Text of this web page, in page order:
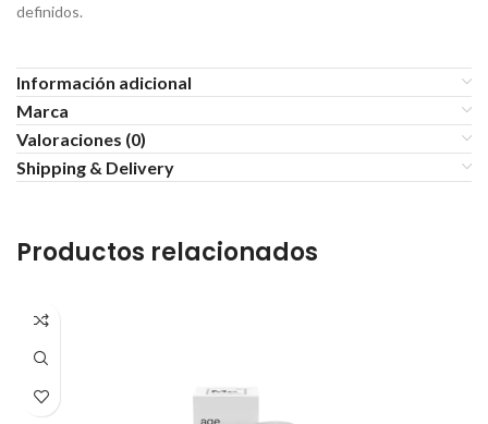
definidos.
Información adicional
Marca
Valoraciones (0)
Shipping & Delivery
Productos relacionados